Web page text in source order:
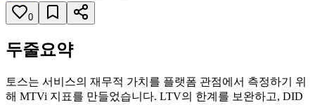
0
두줄요약
토스는 서비스의 재무적 가치를 플랫폼 관점에서 측정하기 위
해 MTVi 지표를 만들었습니다. LTV의 한계를 보완하고, DID